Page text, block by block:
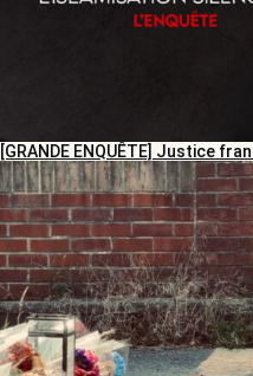
[GRANDE ENQUÊTE] Justice